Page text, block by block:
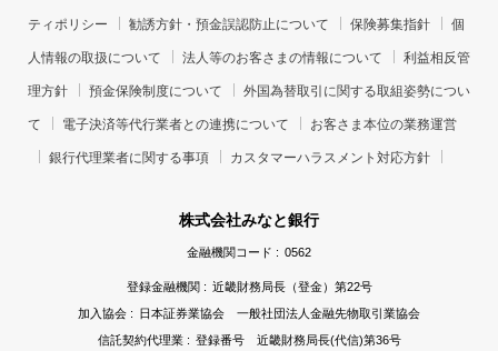
ティポリシー 勧誘方針・預金誤認防止について 保険募集指針 個
人情報の取扱について 法人等のお客さまの情報について 利益相反管
理方針 預金保険制度について 外国為替取引に関する取組姿勢につい
て 電子決済等代行業者との連携について お客さま本位の業務運営
銀行代理業者に関する事項 カスタマーハラスメント対応方針
株式会社みなと銀行
金融機関コード : 0562
登録金融機関 : 近畿財務局長（登金）第22号
加入協会 : 日本証券業協会 一般社団法人金融先物取引業協会
信託契約代理業 : 登録番号 近畿財務局長(代信)第36号